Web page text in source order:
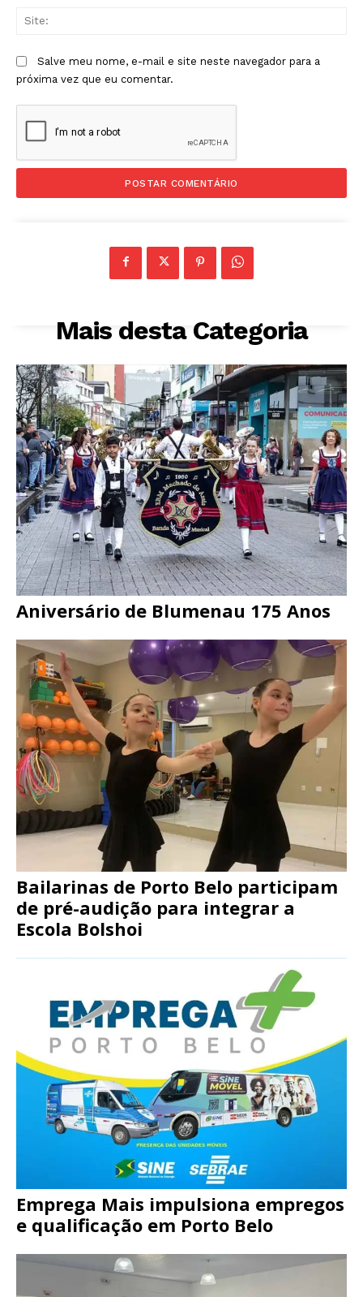
Salve meu nome, e-mail e site neste navegador para a
próxima vez que eu comentar.
Mais desta Categoria
Aniversário de Blumenau 175 Anos
Bailarinas de Porto Belo participam
de pré-audição para integrar a
Escola Bolshoi
Emprega Mais impulsiona empregos
e qualificação em Porto Belo